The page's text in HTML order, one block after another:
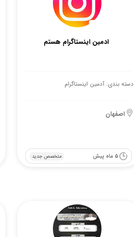
ادمین اینستاگرام هستم
دسته بندی: آدمین اینستاگرام
اصفهان
متخصص جدید 5 ماه پیش